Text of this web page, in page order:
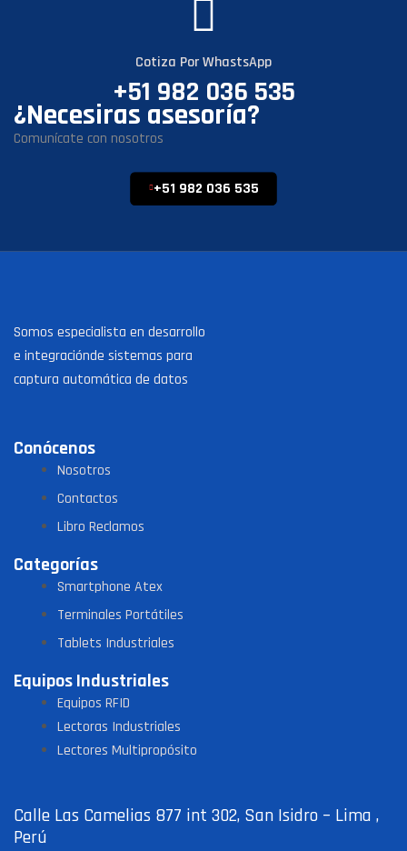
Cotiza Por WhastsApp
+51 982 036 535
¿Necesiras asesoría?
Comunícate con nosotros
+51 982 036 535
Somos especialista en desarrollo
e integraciónde sistemas para
captura automática de datos
Conócenos
Nosotros
Contactos
Libro Reclamos
Categorías
Smartphone Atex
Terminales Portátiles
Tablets Industriales
Equipos Industriales
Equipos RFID
Lectoras Industriales
Lectores Multipropósito
Calle Las Camelias 877 int 302, San Isidro – Lima ,
Perú